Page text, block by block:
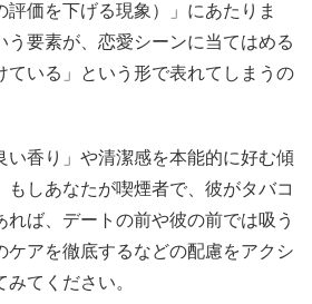
評価を下げる現象）」にあたりま
う要素が、恋愛シーンに当てはめる
ている」という形で表れてしまうの
い香り」や清潔感を本能的に好む傾
もしあなたが喫煙者で、彼がタバコ
れば、デートの前や彼の前では吸う
ケアを徹底するなどの配慮をアクシ
てください。